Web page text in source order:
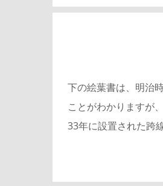
下の絵葉書は、明治
ことがわかりますが
33年に設置された跨